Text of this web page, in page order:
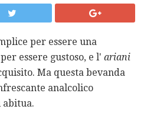
per essere una
essere gustoso, e l' ariani
Ma questa bevanda
analcolico
abitua.